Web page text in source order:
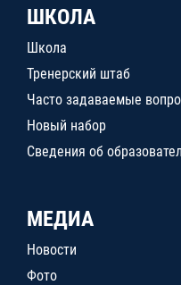
ШКОЛА
Школа
Тренерский штаб
Часто задаваемые
Новый набор
Сведения об
МЕДИА
Новости
Фото